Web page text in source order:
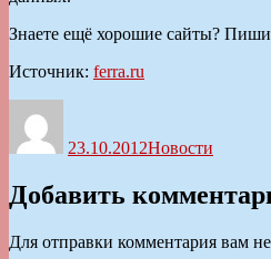
Знаете ещё хорошие сайты?
Источник: ferra.ru
23.10.2012Новости
Добавить
Для отправки комментария вам